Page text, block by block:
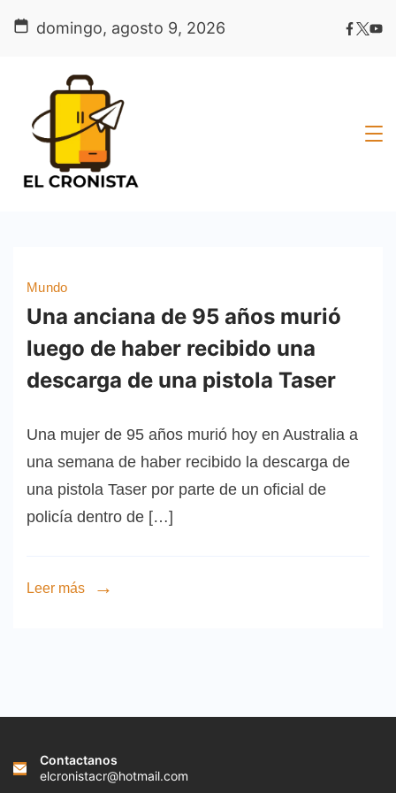
domingo, agosto 9, 2026
Mundo
Una anciana de 95 años murió
luego de haber recibido una
descarga de una pistola Taser
Una mujer de 95 años murió hoy en Australia a
una semana de haber recibido la descarga de
una pistola Taser por parte de un oficial de
policía dentro de […]
Leer más
Contactanos
elcronistacr@hotmail.com